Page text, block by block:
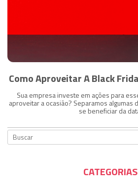
Como Aproveitar A Black
Sua empresa investe em ações para
aproveitar a ocasião? Separamos algumas
se beneficiar da
CATEGORIAS